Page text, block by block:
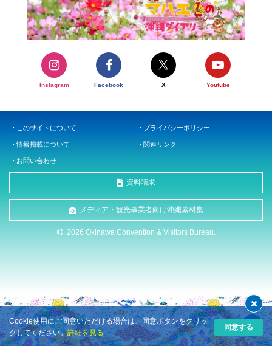
Instagram Facebook X Youtube
このサイトについて プライバシーポリシー
情報掲載について 関連リンク
お問い合わせ
資料請求
メディア・観光事業者向け沖縄素材集
2026 Okinawa Convention & Visitors Bureau.
Cookie使用にご同意いただける場合は、同意ボタンをクリッ
クしてください。詳細を見る
同意する